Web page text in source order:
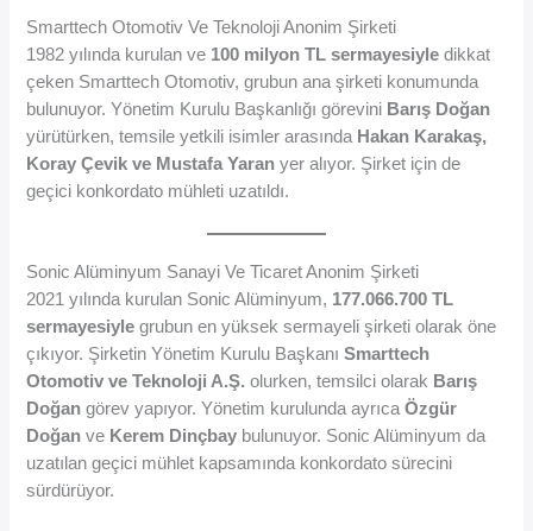
Smarttech Otomotiv Ve Teknoloji Anonim Şirketi
1982 yılında kurulan ve 100 milyon TL sermayesiyle dikkat
çeken Smarttech Otomotiv, grubun ana şirketi konumunda
bulunuyor. Yönetim Kurulu Başkanlığı görevini Barış Doğan
yürütürken, temsile yetkili isimler arasında Hakan Karakaş,
Koray Çevik ve Mustafa Yaran yer alıyor. Şirket için de
geçici konkordato mühleti uzatıldı.
Sonic Alüminyum Sanayi Ve Ticaret Anonim Şirketi
2021 yılında kurulan Sonic Alüminyum, 177.066.700 TL
sermayesiyle grubun en yüksek sermayeli şirketi olarak öne
çıkıyor. Şirketin Yönetim Kurulu BaşkanıSmarttech
Otomotiv ve Teknoloji A.Ş. olurken, temsilci olarak Barış
Doğan görev yapıyor. Yönetim kurulunda ayrıcaÖzgür
Doğan ve Kerem Dinçbay bulunuyor. Sonic Alüminyum da
uzatılan geçici mühlet kapsamında konkordato sürecini
sürdürüyor.